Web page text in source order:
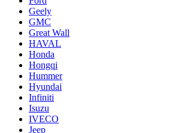
Geely
GMC
Great Wall
HAVAL
Honda
Hongqi
Hummer
Hyundai
Infiniti
Isuzu
IVECO
Jeep